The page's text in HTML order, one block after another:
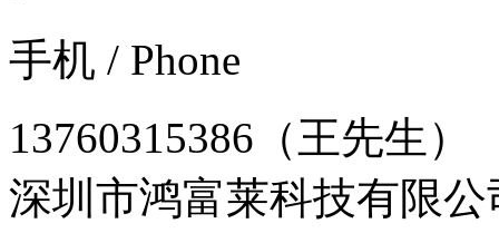
手机 / Phone
13760315386（王先生）
深圳市鸿富莱科技有